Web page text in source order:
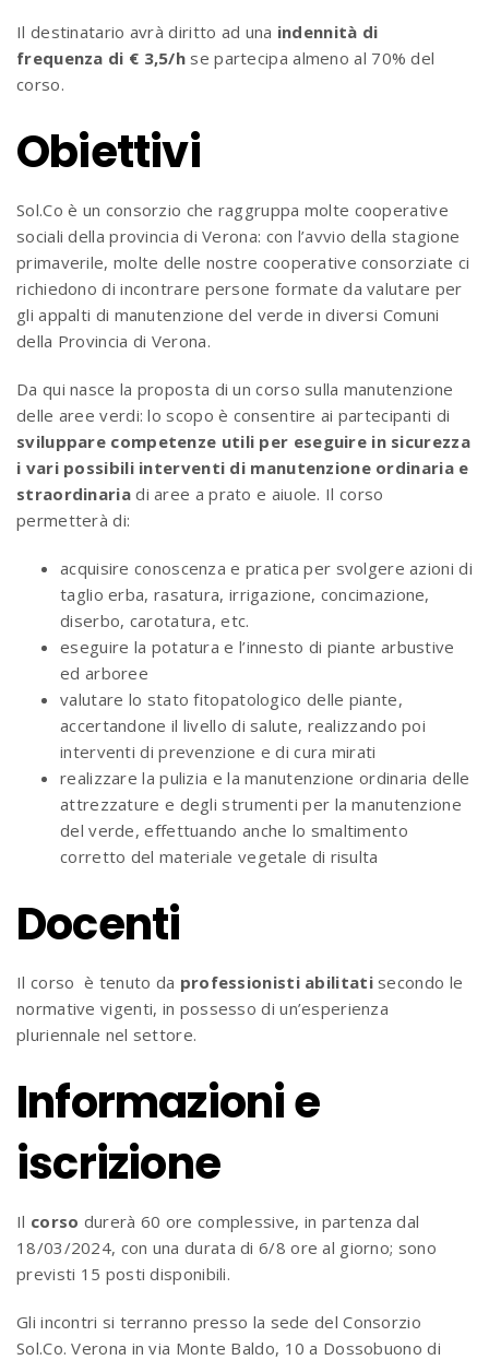
Il destinatario avrà diritto ad una indennità di
frequenza di € 3,5/h se partecipa almeno al 70% del
corso.
Obiettivi
Sol.Co è un consorzio che raggruppa molte cooperative
sociali della provincia di Verona: con l’avvio della stagione
primaverile, molte delle nostre cooperative consorziate ci
richiedono di incontrare persone formate da valutare per
gli appalti di manutenzione del verde in diversi Comuni
della Provincia di Verona.
Da qui nasce la proposta di un corso sulla manutenzione
delle aree verdi: lo scopo è consentire ai partecipanti di
sviluppare competenze utili per eseguire in sicurezza
i vari possibili interventi di manutenzione ordinaria e
straordinariadi aree a prato e aiuole. Il corso
permetterà di:
acquisire conoscenza e pratica per svolgere azioni di
taglio erba, rasatura, irrigazione, concimazione,
diserbo, carotatura, etc.
eseguire la potatura e l’innesto di piante arbustive
ed arboree
valutare lo stato fitopatologico delle piante,
accertandone il livello di salute, realizzando poi
interventi di prevenzione e di cura mirati
realizzare la pulizia e la manutenzione ordinaria delle
attrezzature e degli strumenti per la manutenzione
del verde, effettuando anche lo smaltimento
corretto del materiale vegetale di risulta
Docenti
Il corso è tenuto da professionistiabilitatisecondo le
normative vigenti, in possesso di un’esperienza
pluriennale nel settore.
Informazioni e
iscrizione
Il corso durerà 60 ore complessive, in partenza dal
18/03/2024, con una durata di 6/8 ore al giorno; sono
previsti 15 posti disponibili.
Gli incontri si terranno presso la sede del Consorzio
Sol.Co. Verona in via Monte Baldo, 10 a Dossobuono di